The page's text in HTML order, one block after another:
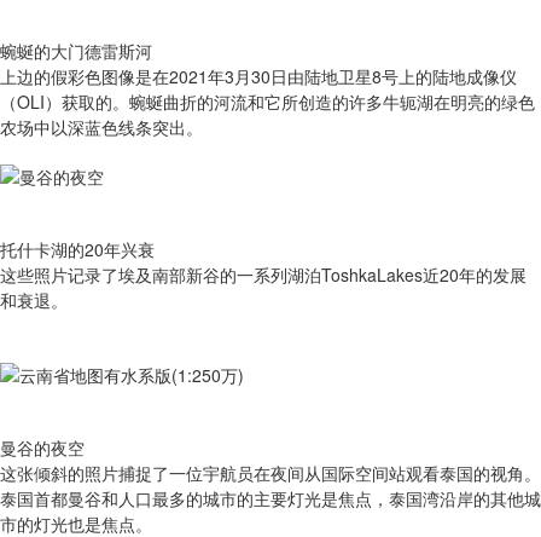
蜿蜒的大门德雷斯河
上边的假彩色图像是在2021年3月30日由陆地卫星8号上的陆地成像仪
（OLI）获取的。蜿蜒曲折的河流和它所创造的许多牛轭湖在明亮的绿色
农场中以深蓝色线条突出。
托什卡湖的20年兴衰
这些照片记录了埃及南部新谷的一系列湖泊ToshkaLakes近20年的发展
和衰退。
曼谷的夜空
这张倾斜的照片捕捉了一位宇航员在夜间从国际空间站观看泰国的视角。
泰国首都曼谷和人口最多的城市的主要灯光是焦点，泰国湾沿岸的其他城
市的灯光也是焦点。